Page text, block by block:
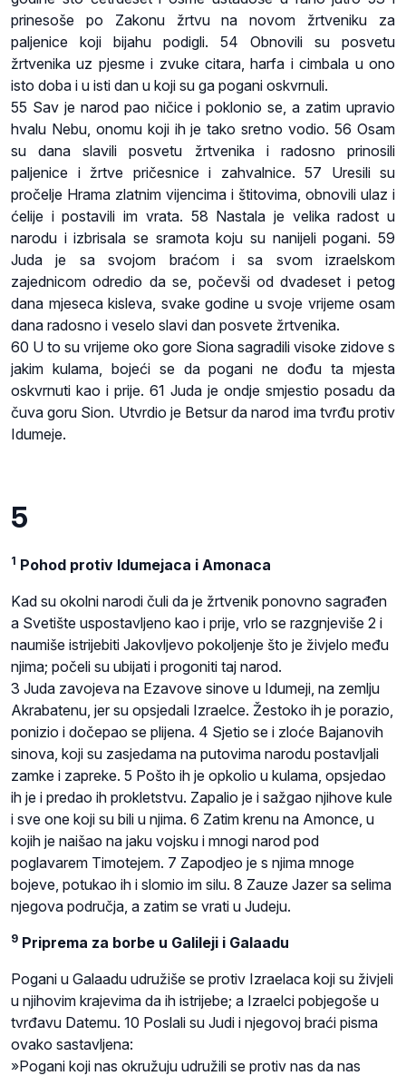
prinesoše po Zakonu žrtvu na novom žrtveniku za
paljenice koji bijahu podigli. 54 Obnovili su posvetu
žrtvenika uz pjesme i zvuke citara, harfa i cimbala u ono
isto doba i u isti dan u koji su ga pogani oskvrnuli.
55 Sav je narod pao ničice i poklonio se, a zatim upravio
hvalu Nebu, onomu koji ih je tako sretno vodio. 56 Osam
su dana slavili posvetu žrtvenika i radosno prinosili
paljenice i žrtve pričesnice i zahvalnice. 57 Uresili su
pročelje Hrama zlatnim vijencima i štitovima, obnovili ulaz i
ćelije i postavili im vrata. 58 Nastala je velika radost u
narodu i izbrisala se sramota koju su nanijeli pogani. 59
Juda je sa svojom braćom i sa svom izraelskom
zajednicom odredio da se, počevši od dvadeset i petog
dana mjeseca kisleva, svake godine u svoje vrijeme osam
dana radosno i veselo slavi dan posvete žrtvenika.
60 U to su vrijeme oko gore Siona sagradili visoke zidove s
jakim kulama, bojeći se da pogani ne dođu ta mjesta
oskvrnuti kao i prije. 61 Juda je ondje smjestio posadu da
čuva goru Sion. Utvrdio je Betsur da narod ima tvrđu protiv
Idumeje.
5
1 Pohod protiv Idumejaca i Amonaca
Kad su okolni narodi čuli da je žrtvenik ponovno sagrađen
a Svetište uspostavljeno kao i prije, vrlo se razgnjeviše 2 i
naumiše istrijebiti Jakovljevo pokoljenje što je živjelo među
njima; počeli su ubijati i progoniti taj narod.
3 Juda zavojeva na Ezavove sinove u Idumeji, na zemlju
Akrabatenu, jer su opsjedali Izraelce. Žestoko ih je porazio,
ponizio i dočepao se plijena. 4 Sjetio se i zloće Bajanovih
sinova, koji su zasjedama na putovima narodu postavljali
zamke i zapreke. 5 Pošto ih je opkolio u kulama, opsjedao
ih je i predao ih prokletstvu. Zapalio je i sažgao njihove kule
i sve one koji su bili u njima. 6 Zatim krenu na Amonce, u
kojih je naišao na jaku vojsku i mnogi narod pod
poglavarem Timotejem. 7 Zapodjeo je s njima mnoge
bojeve, potukao ih i slomio im silu. 8 Zauze Jazer sa selima
njegova područja, a zatim se vrati u Judeju.
9 Priprema za borbe u Galileji i Galaadu
Pogani u Galaadu udružiše se protiv Izraelaca koji su živjeli
u njihovim krajevima da ih istrijebe; a Izraelci pobjegoše u
tvrđavu Datemu. 10 Poslali su Judi i njegovoj braći pisma
ovako sastavljena:
»Pogani koji nas okružuju udružili se protiv nas da nas